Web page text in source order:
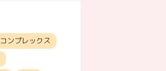
コンプレックス